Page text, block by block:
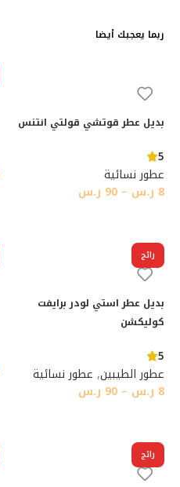
ربما يعجبك أيضا
بديل عطر قوتشي قولتي انتنس
5
عطور نسائية
8 ر.س –
90 ر.س
رائج
بديل عطر استي لودر برايفت
كوليكشن
5
عطور الطيبين, عطور نسائية
8 ر.س –
90 ر.س
رائج